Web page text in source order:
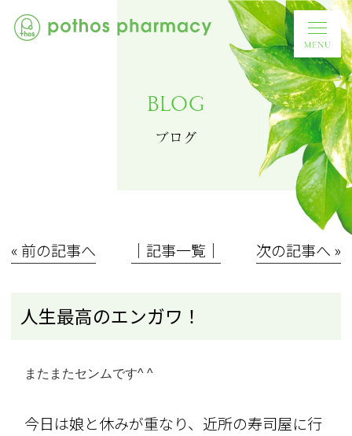
BLOG
ブログ
« 前の記事へ │記事一覧│ 次の記事へ »
人生最高のエンガワ！
またまたセンムです^ ^
今日は娘と休みが重なり、近所の寿司屋に行